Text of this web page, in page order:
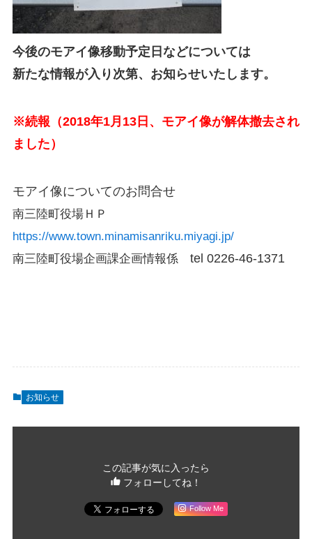
今後のモアイ像移動予定日などについては
新たな情報が入り次第、お知らせいたします。
※続報（2018年1月13日、モアイ像が解体撤去され
ました）
モアイ像についてのお問合せ
南三陸町役場ＨＰ
https://www.town.minamisanriku.miyagi.jp/
南三陸町役場企画課企画情報係 tel 0226-46-1371
お知らせ
この記事が気に入ったら
フォローしてね！
Follow Me